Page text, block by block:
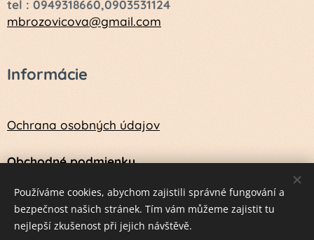
tel : 0949318660,0903531124
mbrozovicova@gmail.com
Informácie
Ochrana osobných údajov
Obchodné podmienky
Návod na údržbu a ošetrenie vlny a kožušín
Používáme cookies, abychom zajistili správné fungování a
bezpečnost našich stránek. Tím vám můžeme zajistit tu
nejlepší zkušenost při jejich návštěvě.